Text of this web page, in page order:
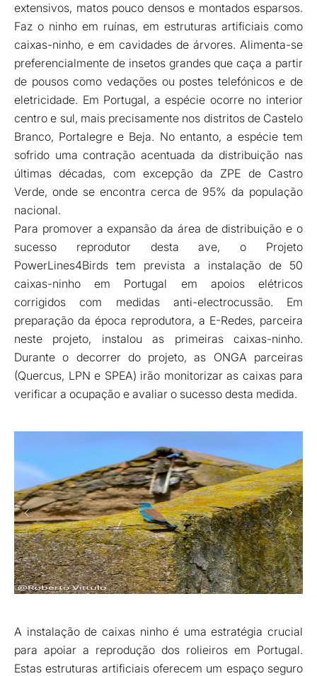
extensivos, matos pouco densos e montados esparsos.
Faz o ninho em ruínas, em estruturas artificiais como
caixas-ninho, e em cavidades de árvores. Alimenta-se
preferencialmente de insetos grandes que caça a partir
de pousos como vedações ou postes telefónicos e de
eletricidade. Em Portugal, a espécie ocorre no interior
centro e sul, mais precisamente nos distritos de Castelo
Branco, Portalegre e Beja. No entanto, a espécie tem
sofrido uma contração acentuada da distribuição nas
últimas décadas, com excepção da ZPE de Castro
Verde, onde se encontra cerca de 95% da população
nacional.
Para promover a expansão da área de distribuição e o
sucesso reprodutor desta ave, o Projeto
PowerLines4Birds tem prevista a instalação de 50
caixas-ninho em Portugal em apoios elétricos
corrigidos com medidas anti-electrocussão. Em
preparação da época reprodutora, a E-Redes, parceira
neste projeto, instalou as primeiras caixas-ninho.
Durante o decorrer do projeto, as ONGA parceiras
(Quercus, LPN e SPEA) irão monitorizar as caixas para
verificar a ocupação e avaliar o sucesso desta medida.
A instalação de caixas ninho é uma estratégia crucial
para apoiar a reprodução dos rolieiros em Portugal.
Estas estruturas artificiais oferecem um espaço seguro